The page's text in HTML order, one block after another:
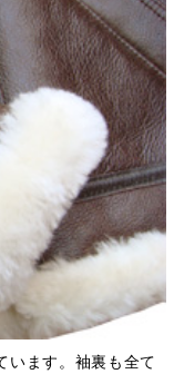
います。袖裏も全て